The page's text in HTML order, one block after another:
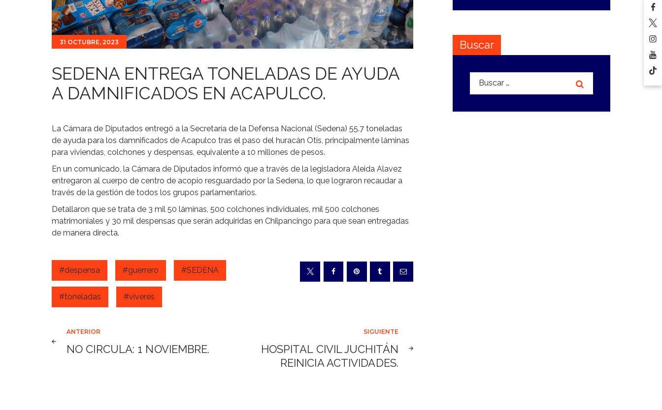
31 OCTUBRE, 2023
SEDENA ENTREGA TONELADAS DE AYUDA
A DAMNIFICADOS EN ACAPULCO.
La Cámara de Diputados entregó a la Secretaría de la Defensa Nacional (Sedena) 55.7 toneladas
de ayuda para los damnificados de Acapulco tras el paso del huracán Otis, principalmente láminas
para viviendas, colchones y despensas, equivalente a 10 millones de pesos.
En un comunicado, la Cámara de Diputados informó que a través de la legisladora Aleida Alavez
entregaron al cuerpo de centro de acopio resguardado por la Sedena, lo que lograron recaudar a
través de la gestión de todos los grupos parlamentarios.
Detallaron que se trata de 3 mil 50 láminas, 500 colchones individuales, mil 500 colchones
matrimoniales y 30 mil despensas que serán adquiridas en Chilpancingo para que sean entregadas
de manera directa.
#despensa #guerrero #SEDENA
#toneladas #viveres
Navegación
ANTERIOR
NO CIRCULA: 1 NOVIEMBRE.
SIGUIENTE
HOSPITAL CIVIL JUCHITÁN
REINICIA ACTIVIDADES.
Buscar
Buscar: